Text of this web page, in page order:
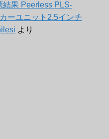
結果 Peerless PLS-
ーユニット2.5インチ
より